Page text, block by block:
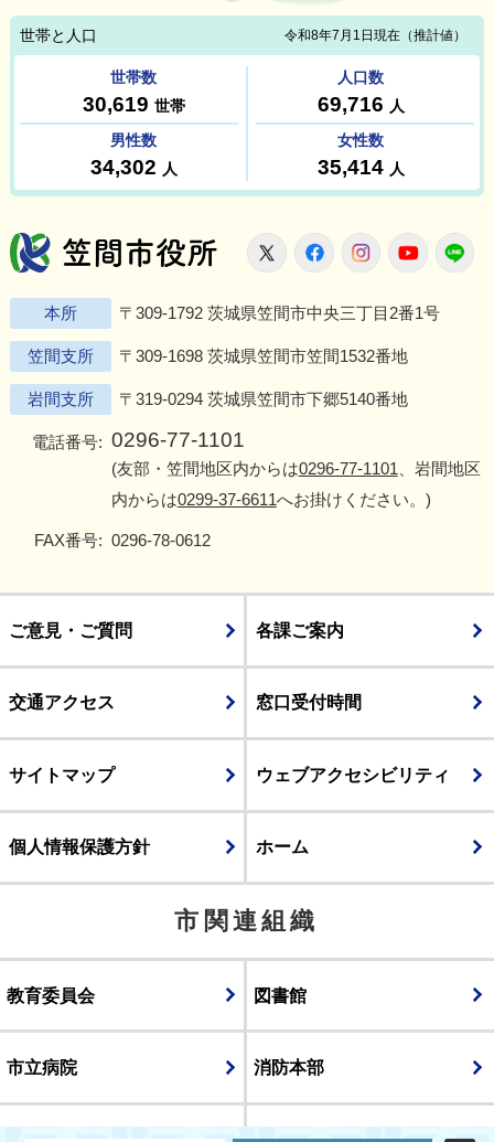
笠間市役所
X FacebookInstagram
本所 〒309-1792 茨城県笠間市中央三丁目2番1号
笠間支所 〒309-1698 茨城県笠間市笠間1532番地
岩間支所 〒319-0294 茨城県笠間市下郷5140番地
電話番号: 0296-77-1101
(友部・笠間地区内からは0296-77-1101 、岩間地区
内からは0299-37-6611へお掛けください。)
FAX番号: 0296-78-0612
ご意見・ご質問 各課ご案内
交通アクセス 窓口受付時間
サイトマップ ウェブアクセシビリティ
個人情報保護方針 ホーム
市関連組織
教育委員会 図書館
市立病院 消防本部